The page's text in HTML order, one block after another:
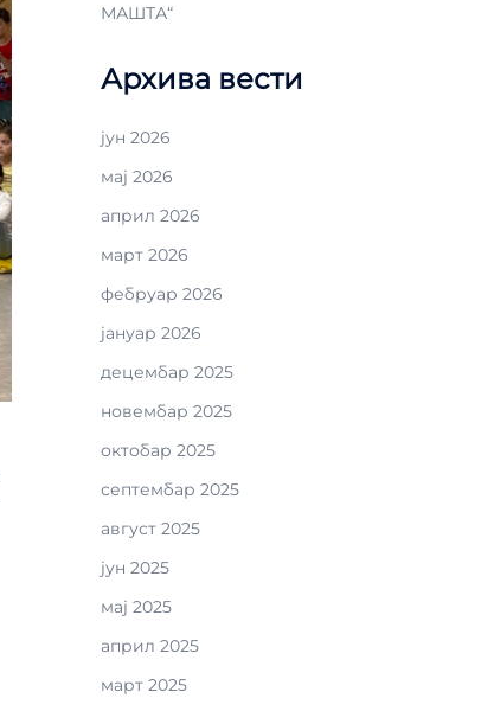
МАШТА“
Архива вести
јун 2026
мај 2026
април 2026
март 2026
фебруар 2026
јануар 2026
децембар 2025
новембар 2025
октобар 2025
септембар 2025
август 2025
јун 2025
мај 2025
април 2025
март 2025